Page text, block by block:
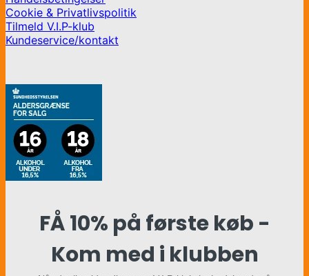
Cookie & Privatlivspolitik
Tilmeld V.I.P-klub
Kundeservice/kontakt
FÅ 10% på første køb -
Kom med i klubben